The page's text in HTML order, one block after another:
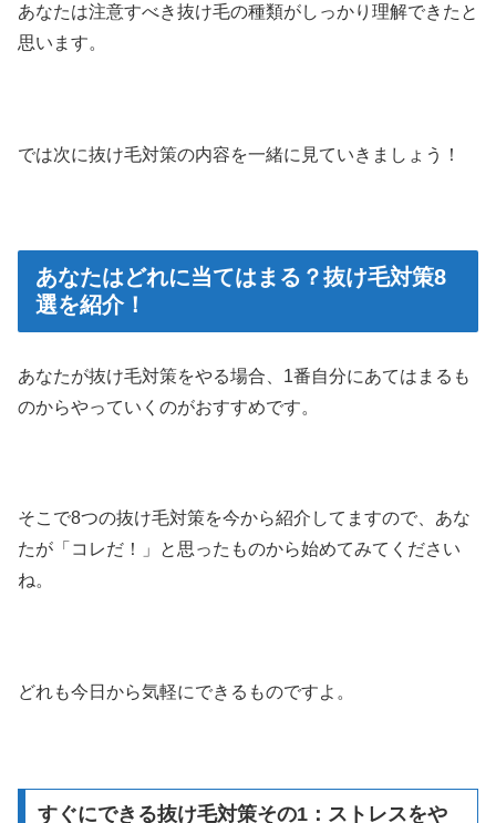
あなたは注意すべき抜け毛の種類がしっかり理解できたと
思います。
では次に抜け毛対策の内容を一緒に見ていきましょう！
あなたはどれに当てはまる？抜け毛対策8
選を紹介！
あなたが抜け毛対策をやる場合、1番自分にあてはまるも
のからやっていくのがおすすめです。
そこで8つの抜け毛対策を今から紹介してますので、あな
たが「コレだ！」と思ったものから始めてみてください
ね。
どれも今日から気軽にできるものですよ。
すぐにできる抜け毛対策その1：ストレスをや